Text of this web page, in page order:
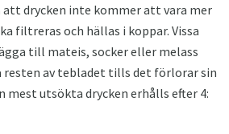
att drycken inte kommer att vara mer
filtreras och hällas i koppar. Vissa
till mateis, socker eller melass
resten av tebladet tills det förlorar sin
mest utsökta drycken erhålls efter 4: